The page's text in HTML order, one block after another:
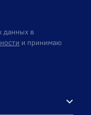
данных в
и принимаю